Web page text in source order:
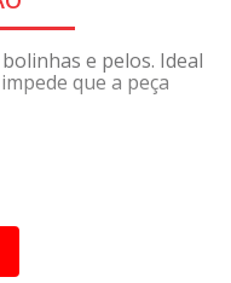
e pelos. Ideal
que a peça
50 x 60CM